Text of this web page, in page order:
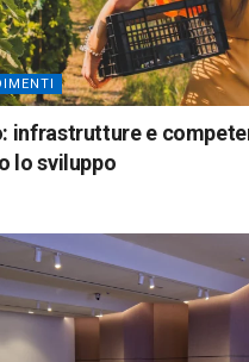
infrastrutture e
lo sviluppo